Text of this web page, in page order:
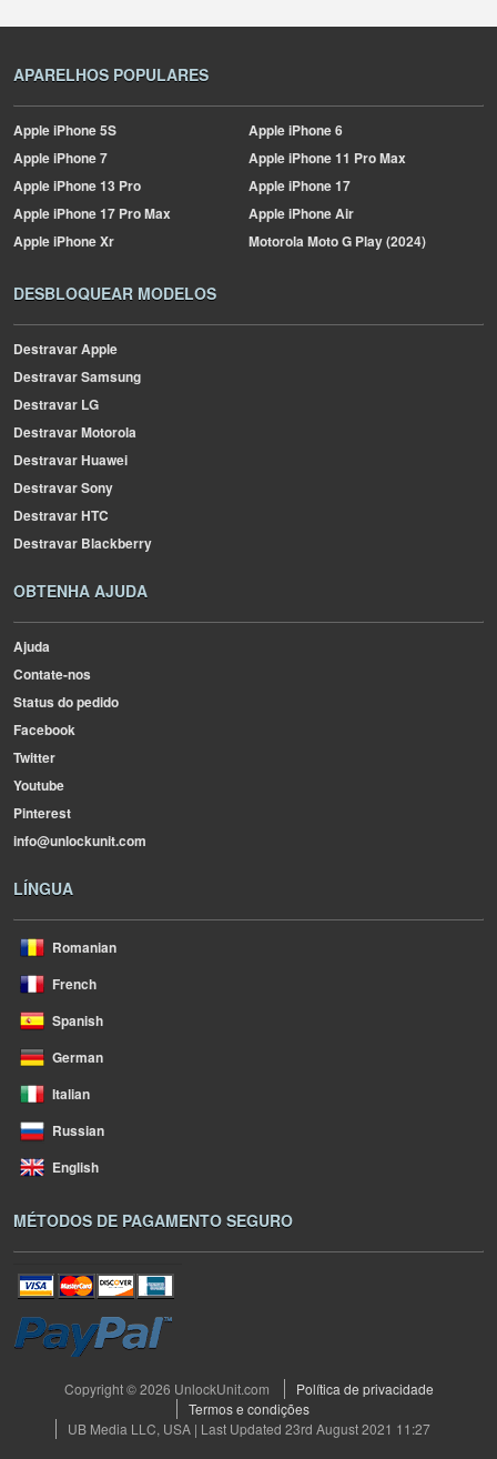
APARELHOS POPULARES
AppleiPhone 5S AppleiPhone 6
AppleiPhone 7 AppleiPhone 11 Pro Max
AppleiPhone 13 Pro AppleiPhone 17
AppleiPhone 17 Pro Max AppleiPhone Air
AppleiPhone Xr MotorolaMoto G Play (2024)
DESBLOQUEAR MODELOS
Destravar Apple
Destravar Samsung
Destravar LG
Destravar Motorola
Destravar Huawei
Destravar Sony
Destravar HTC
Destravar Blackberry
OBTENHA AJUDA
Ajuda
Contate-nos
Status do pedido
Facebook
Twitter
Youtube
Pinterest
info@unlockunit.com
LÍNGUA
Romanian
French
Spanish
German
Italian
Russian
English
MÉTODOS DE PAGAMENTO SEGURO
Copyright © 2026 UnlockUnit.com
Política de privacidade
Termos e condições
UB Media LLC, USA | Last Updated 23rd August 2021 11:27